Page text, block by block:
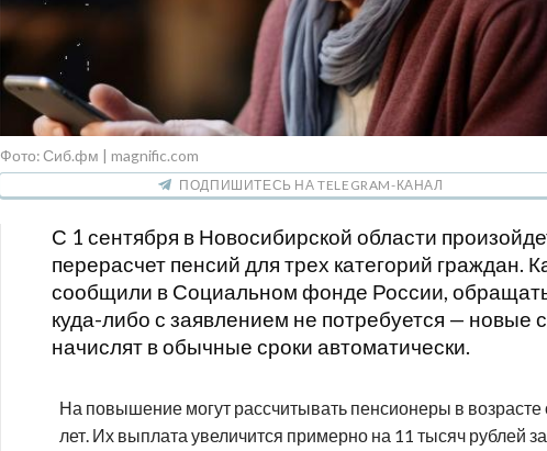
Фото: Сиб.фм | magnific.com
ПОДПИШИТЕСЬ НА TELEGRAM-КАНАЛ
С 1 сентября в Новосибирской области
перерасчет пенсий для трех категорий граждан.
сообщили в Социальном фонде России,
куда-либо с заявлением не потребуется — новые
начислят в обычные сроки автоматически.
На повышение могут рассчитывать пенсионеры в возрасте
лет. Их выплата увеличится примерно на 11 тысяч рублей за